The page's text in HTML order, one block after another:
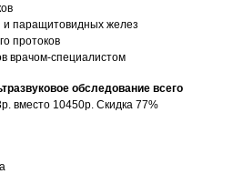
паращитовидных желез
протоков
врачом-специалистом
обследование всего
вместо 10450р. Скидка 77%